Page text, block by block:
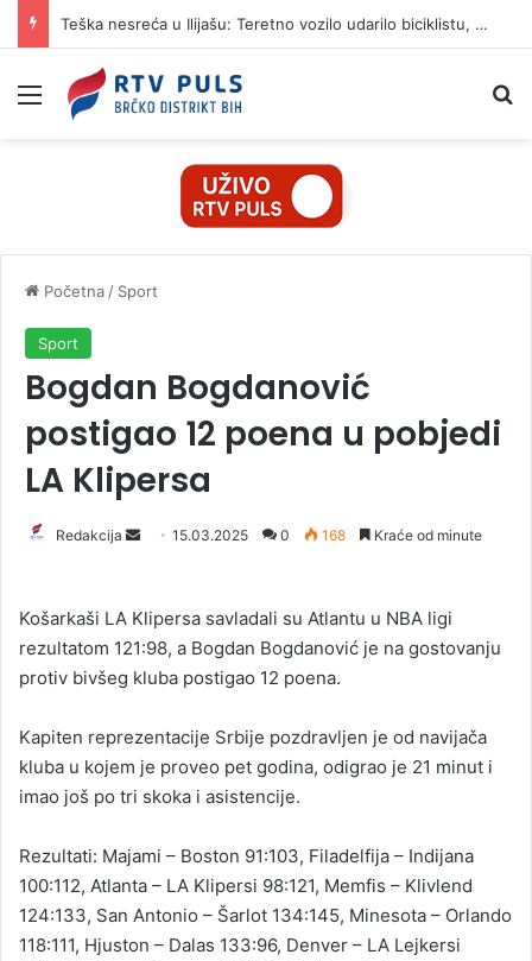
Teška nesreća u Ilijašu: Teretno vozilo udarilo biciklistu, 75-godišnjak zadržan u bolnici
Izbornik
Početna / Sport
Sport
Bogdan Bogdanović
postigao 12 poena u pobjedi
LA Klipersa
Redakcija
d
a
n
m
a
15.03.2025 0 168 Kraće od minute
Košarkaši LA Klipersa savladali su Atlantu u NBA ligi
rezultatom 121:98, a Bogdan Bogdanović je na gostovanju
protiv bivšeg kluba postigao 12 poena.
Kapiten reprezentacije Srbije pozdravljen je od navijača
kluba u kojem je proveo pet godina, odigrao je 21 minut i
imao još po tri skoka i asistencije.
Rezultati: Majami – Boston 91:103, Filadelfija – Indijana
100:112, Atlanta – LA Klipersi 98:121, Memfis – Klivlend
124:133, San Antonio – Šarlot 134:145, Minesota – Orlando
118:111, Hjuston – Dalas 133:96, Denver – LA Lejkersi